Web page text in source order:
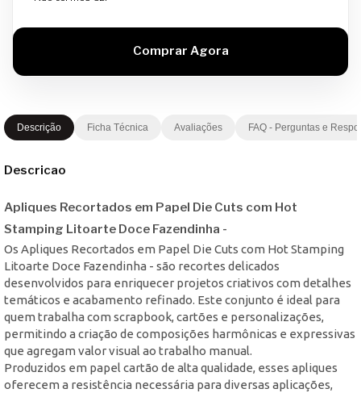
Descrição Ficha Técnica Avaliações FAQ - Perguntas e
Descricao
Apliques Recortados em Papel Die Cuts com Hot
Stamping Litoarte Doce Fazendinha -
Os Apliques Recortados em Papel Die Cuts com Hot Stamping
Litoarte Doce Fazendinha - são recortes delicados
desenvolvidos para enriquecer projetos criativos com detalhes
temáticos e acabamento refinado. Este conjunto é ideal para
quem trabalha com scrapbook, cartões e personalizações,
permitindo a criação de composições harmônicas e expressivas
que agregam valor visual ao trabalho manual.
Produzidos em papel cartão de alta qualidade, esses apliques
oferecem a resistência necessária para diversas aplicações,